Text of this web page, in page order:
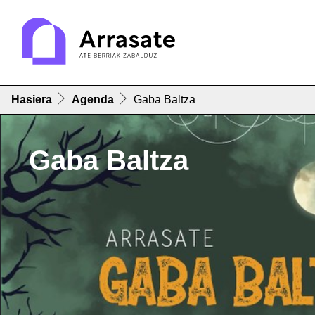
Hasiera Agenda Gaba Baltza
Gaba Baltza